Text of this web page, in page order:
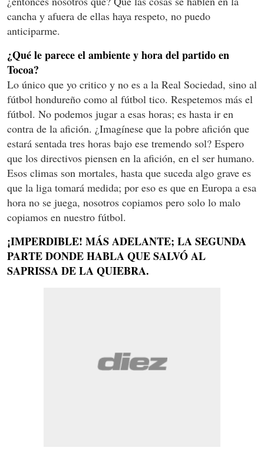
cancha y afuera de ellas haya respeto, no puedo
anticiparme.
¿Qué le parece el ambiente y hora del partido en
Tocoa?
Lo único que yo critico y no es a la Real Sociedad, sino al
fútbol hondureño como al fútbol tico. Respetemos más el
fútbol. No podemos jugar a esas horas; es hasta ir en
contra de la afición. ¿Imagínese que la pobre afición que
estará sentada tres horas bajo ese tremendo sol? Espero
que los directivos piensen en la afición, en el ser humano.
Esos climas son mortales, hasta que suceda algo grave es
que la liga tomará medida; por eso es que en Europa a esa
hora no se juega, nosotros copiamos pero solo lo malo
copiamos en nuestro fútbol.
¡IMPERDIBLE! MÁS ADELANTE; LA SEGUNDA
PARTE DONDE HABLA QUE SALVÓ AL
SAPRISSA DE LA QUIEBRA.